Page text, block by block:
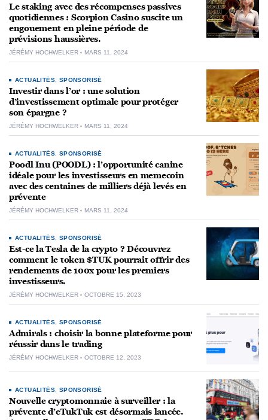
Le staking avec des récompenses passives
quotidiennes : Scorpion Casino suscite un
engouement en pleine période de
prévisions haussières.
JÉRÉMY HOCHWELKER MARS 11, 2024
ACTUALITÉS SPONSORISÉ
Investir dans l’or : une solution
d’investissement optimale pour protéger
son épargne ?
JÉRÉMY HOCHWELKER MARS 11, 2024
ACTUALITÉS SPONSORISÉ
Poodl Inu (POODL) : l’opportunité canine
idéale pour les investisseurs en memecoin
avec des centaines de milliers déjà levés en
prévente
JÉRÉMY HOCHWELKER MARS 11, 2024
ACTUALITÉS SPONSORISÉ
Est-ce la Tesla de la crypto ? Découvrez
comment le token $TUK pourrait offrir des
rendements de 100x pour les premiers
investisseurs.
JÉRÉMY HOCHWELKER OCTOBRE 15, 2023
ACTUALITÉS SPONSORISÉ
Admirals : choisir la bonne plateforme pour
réussir dans le trading
JÉRÉMY HOCHWELKER OCTOBRE 12, 2023
ACTUALITÉS SPONSORISÉ
Nouvelle cryptomonnaie à surveiller : la
prévente d’eTukTuk est désormais lancée.